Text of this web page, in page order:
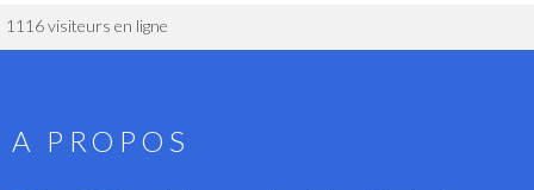
1116 visiteurs en ligne
A PROPOS